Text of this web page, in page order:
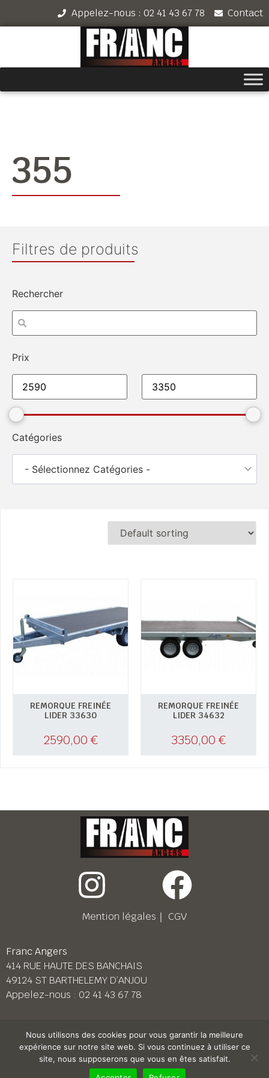
Appelez-nous : 02 41 43 67 78 Contact
355
Filtres de produits
Rechercher
Prix
Catégories
- Sélectionnez Catégories -
REMORQUE FREINÉE
LIDER 33630
2590,00 €
REMORQUE FREINÉE
LIDER 34632
3350,00 €
Mention légales ｜ CGV
Franc Angers
414 RUE HAUTE DES BANCHAIS
49124 ST BARTHELEMY D’ANJOU
Appelez-nous : 02 41 43 67 78
Franc Le Mans
158 BD PIERRE LEFAUCHEUX
72230 ARNAGE
02 43 87 38 08
Nous utilisons des cookies pour vous garantir la meilleure
expérience sur notre site web. Si vous continuez à utiliser ce
site, nous supposerons que vous en êtes satisfait.